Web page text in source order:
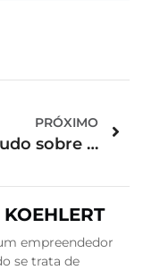
PRÓXIMO
Saiba tudo sobre o reembolso Gol
empreendedor
se trata de